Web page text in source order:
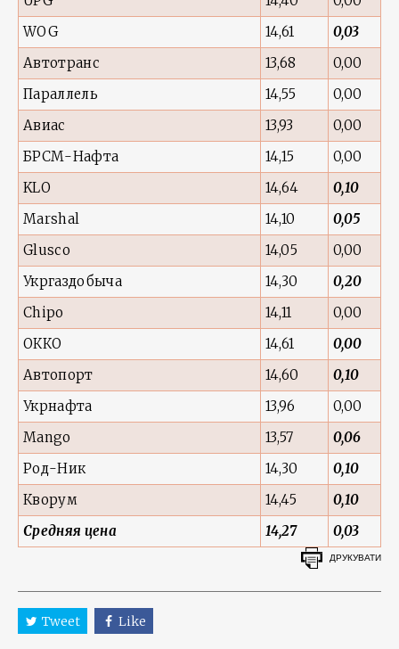
WOG
14,61
0,03
Автотранс
13,68
0,00
Параллель
14,55
0,00
Авиас
13,93
0,00
БРСМ-Нафта
14,15
0,00
KLO
14,64
0,10
Marshal
14,10
0,05
Glusco
14,05
0,00
Укргаздобыча
14,30
0,20
Chipo
14,11
0,00
ОККО
14,61
0,00
Автопорт
14,60
0,10
Укрнафта
13,96
0,00
Mango
13,57
0,06
Род-Ник
14,30
0,10
Кворум
14,45
0,10
Средняя цена
14,27 0,03
ДРУКУВАТИ
Tweet Like